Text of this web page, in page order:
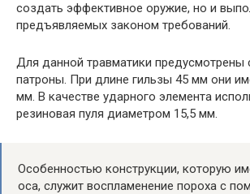
создать эффективное оружие, но и
предъявляемых законом требований.
Для данной травматики предусмотрены
патроны. При длине гильзы 45 мм они
мм. В качестве ударного элемента
резиновая пуля диаметром 15,5 мм.
Особенностью конструкции, которую
оса, служит воспламенение пороха с